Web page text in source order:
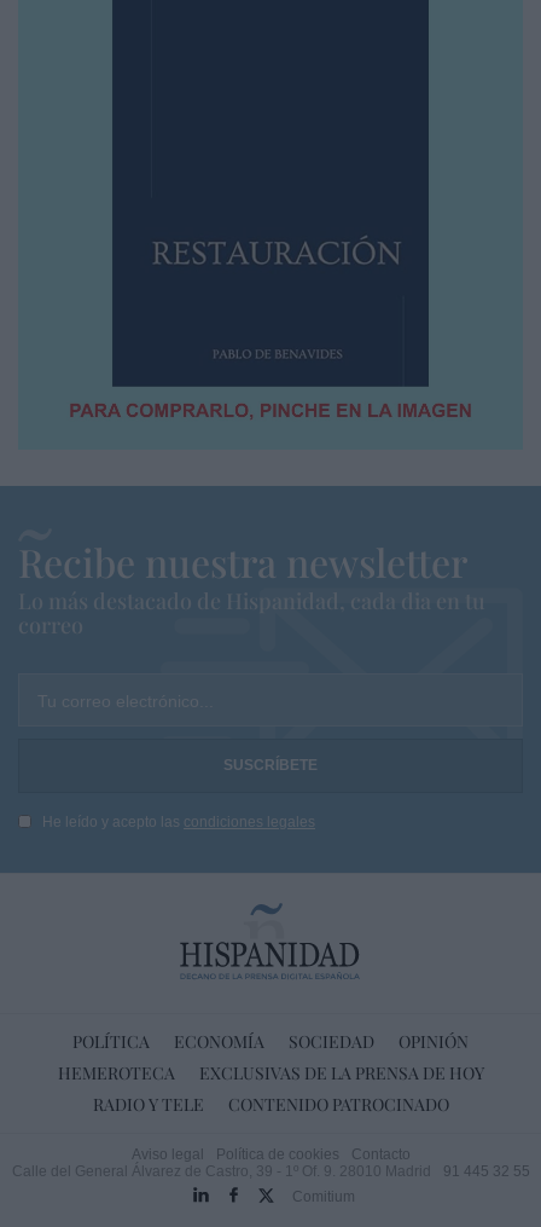
Recibe nuestra newsletter
Lo más destacado de Hispanidad, cada dia en tu
correo
Tu correo electrónico...
He leído y acepto las condiciones legales
POLÍTICA ECONOMÍA SOCIEDAD
OPINIÓN
HEMEROTECA
EXCLUSIVAS DE LA PRENSA DE HOY
RADIO Y TELE
CONTENIDO PATROCINADO
Aviso legal Política de cookies
Contacto
Calle del General Álvarez de Castro, 39 - 1º Of. 9. 28010 Madrid
91 445 32 55
Comitium